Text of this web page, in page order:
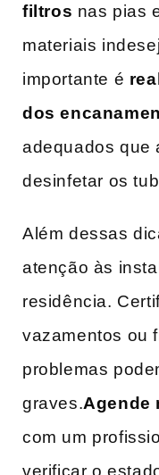
filtros nas pias
materiais
importante é
‍dos
adequados que‍
desinfetar os
Além dessas‍
atenção às
residência.
vazamentos ou
problemas
graves.Agende
com um
verificar o